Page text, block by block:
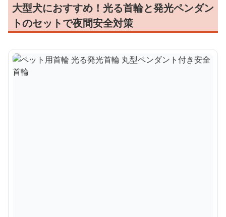
大型犬におすすめ！光る首輪と発光ペンダン
トのセットで夜間安全対策